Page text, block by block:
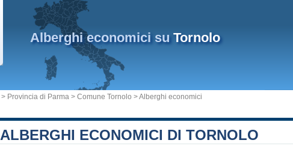
Alberghi economici suTornolo
> Provincia di Parma > Comune Tornolo > Alberghi economici
ALBERGHI ECONOMICI DI TORNOLO